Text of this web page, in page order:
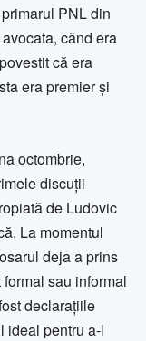
PNL din
când era
că era
era premier și
octombrie,
discuții
de Ludovic
La momentul
deja a prins
formal sau informal
declarațiile
ideal pentru a-l